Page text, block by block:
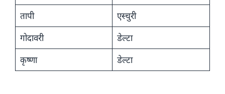
तापी
एस्चुरी
गोदावरी
डेल्टा
कृष्णा
डेल्टा